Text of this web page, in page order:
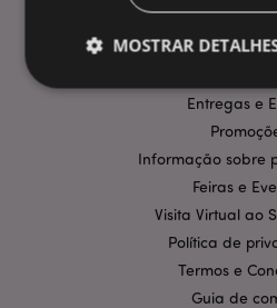
Entregas e
Informação sobre
Feiras e
Visita Virtual ao
Política de
Termos e
Guia de
MOSTRAR
Estritamente necessários
Segmentação
Os cookies estritamente
funcionalidades centrais do
de utilizador e gestão de
estritamente necessários.